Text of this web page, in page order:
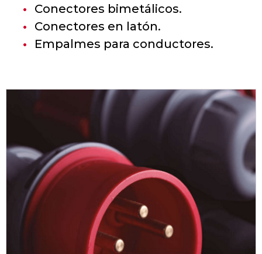
Conectores bimetálicos.
Conectores en latón.
Empalmes para conductores.